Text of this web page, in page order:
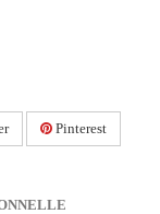
Pinterest